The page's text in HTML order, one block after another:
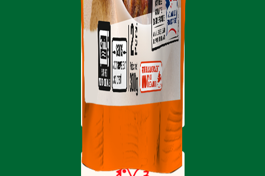
unHalal
DIVERSIFIÉ